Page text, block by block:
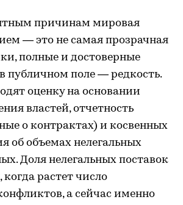
причинам мировая
— это не самая прозрачная
полные и достоверные
публичном поле — редкость.
оценку на основании
властей, отчетность
о контрактах) и косвенных
об объемах нелегальных
Доля нелегальных поставок
когда растет число
а сейчас именно